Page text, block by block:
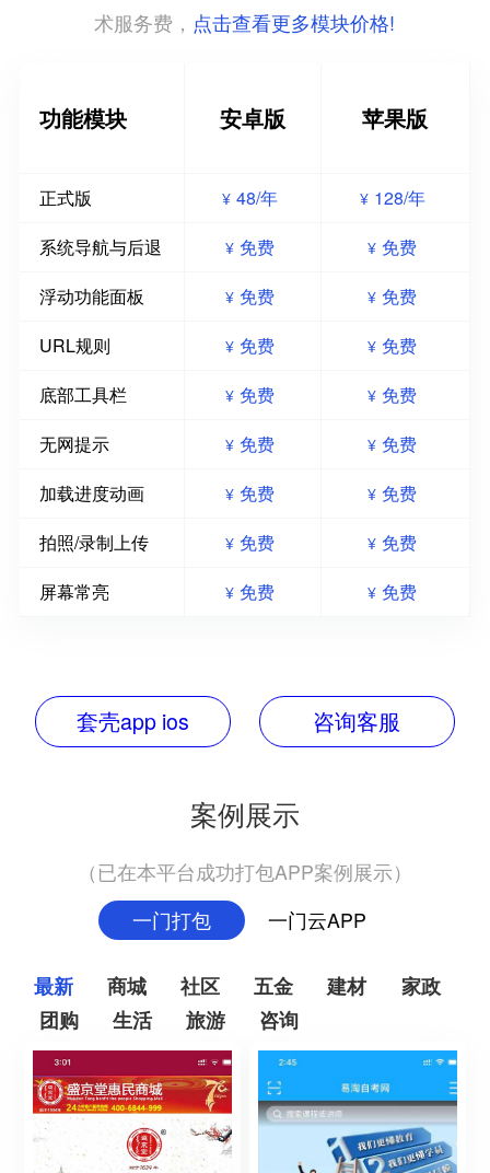
术服务费， 点击查看更多模块价格!
功能模块 安卓版 苹果版
正式版 ¥ 48/年 ¥ 128/年
系统导航与后退
¥ 免费 ¥ 免费
浮动功能面板
¥ 免费 ¥ 免费
URL规则
¥ 免费 ¥ 免费
底部工具栏
¥ 免费 ¥ 免费
无网提示
¥ 免费 ¥ 免费
加载进度动画
¥ 免费 ¥ 免费
拍照/录制上传
¥ 免费 ¥ 免费
屏幕常亮
¥ 免费 ¥ 免费
套壳app ios 咨询客服
案例展示
（已在本平台成功打包APP案例展示）
一门打包
一门云APP
最新 商城 社区 五金 建材
家政
团购
生活 旅游 咨询